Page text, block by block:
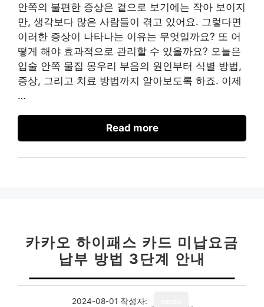
안쪽의 불편한 증상은 겉으로 보기에는 작아 보이지
만, 생각보다 많은 사람들이 겪고 있어요. 그렇다면
이러한 증상이 나타나는 이유는 무엇일까요? 또 어
떻게 해야 효과적으로 관리할 수 있을까요? 오늘은
입술 안쪽 물집 몽우리 부음의 원인부터 식별 방법,
증상, 그리고 치료 방법까지 알아보도록 하죠. 이제
…
Read more
카카오 하이패스 카드 미납요금
납부 방법 3단계 안내
2024-08-01 작성자: